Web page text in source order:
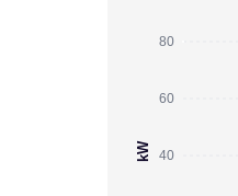
80
60
40
kW